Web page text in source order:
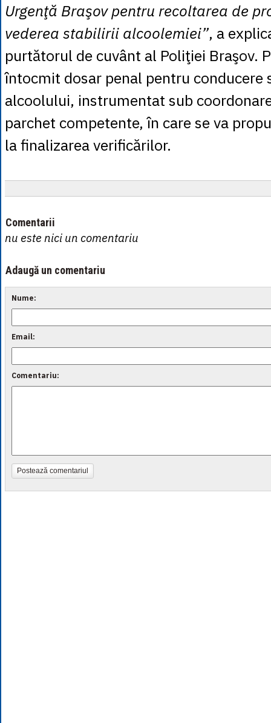
Urgenţă Braşov pentru recoltarea de
vederea stabilirii alcoolemiei”, a
purtătorul de cuvânt al Poliţiei Braşov.
întocmit dosar penal pentru conducere
alcoolului, instrumentat sub
parchet competente, în care se va
la finalizarea verificărilor.
Comentarii
nu este nici un comentariu
Adaugă un comentariu
Nume:
Email:
Comentariu:
Postează comentariul